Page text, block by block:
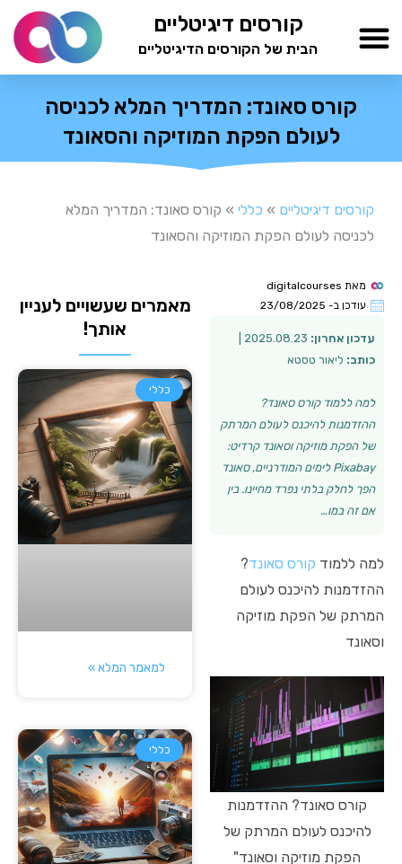
לתוכן
קורסים דיגיטליים
הבית של הקורסים הדיגיטליים
קורס סאונד: המדריך המלא לכניסה
לעולם הפקת המוזיקה והסאונד
קורסים דיגיטליים » כללי » קורס סאונד: המדריך המלא
לכניסה לעולם הפקת המוזיקה והסאונד
מאת
עודכן ב- 23/08/2025
עדכון אחרון:
כותב: ליאור טסטא
למה ללמוד קורס סאונד?
ההזדמנות להיכנס לעולם המרתק
של הפקת מוזיקה וסאונד קרדיט:
Pixabay לימים המודרניים, סאונד
הפך לחלק בלתי נפרד מחיינו. בין
אם זה במו…
למה ללמוד קורס סאונד?
ההזדמנות להיכנס לעולם
המרתק של הפקת מוזיקה
וסאונד
קורס סאונד? ההזדמנות
להיכנס לעולם המרתק של
הפקת מוזיקה וסאונד"
מאמרים שעשויים לעניין
אותך!
כללי
למאמר המלא »
כללי